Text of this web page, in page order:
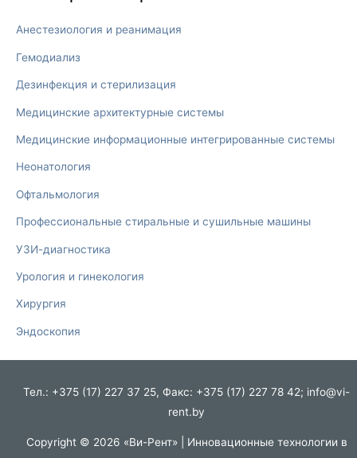
Анестезиология и реанимация
Гемодиализ
Дезинфекция и стерилизация
Медицинские архитектурные системы
Медицинские информационные интегрированные системы
Неонатология
Офтальмология
Профессиональные стиральные и сушильные машины
УЗИ-диагностика
Урология и гинекология
Хирургия
Эндоскопия
Тел.: +375 (17) 227 37 25, Факс: +375 (17) 227 78 42; info@vi-
rent.by
Copyright © 2026 «Ви-Рент» | Инновационные технологии в